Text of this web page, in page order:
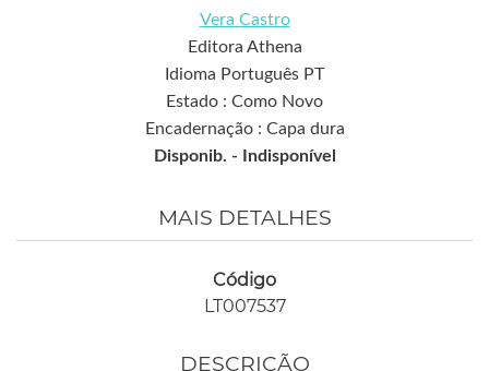
Vera Castro
Editora Athena
Idioma Português PT
Estado : Como Novo
Encadernação : Capa dura
Disponib. -
Indisponível
MAIS DETALHES
Código
LT007537
DESCRIÇÃO